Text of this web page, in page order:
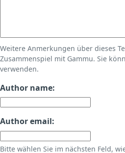
Weitere Anmerkungen über dieses
Zusammenspiel mit Gammu. Sie
verwenden.
Author name:
Author email:
Bitte wählen Sie im nächsten Feld,